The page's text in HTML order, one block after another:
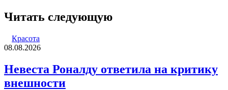
через
электронную
Читать следующую
Красота
08.08.2026
Невеста Роналду ответила на критику
внешности